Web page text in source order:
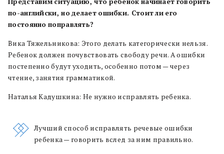
по-английски, но делает ошибки. Cтоитли его
постоянно поправлять?
Вика Тяжельникова: Этого делать категорически нельзя.
Ребенок должен почувствовать свободу речи. А ошибки
постепенно будут уходить, особенно потом — через
чтение, занятия грамматикой.
Наталья Кадушкина: Не нужно исправлять ребенка.
Лучший способ исправлять речевые ошибки
ребенка — говорить вслед за ним правильно.